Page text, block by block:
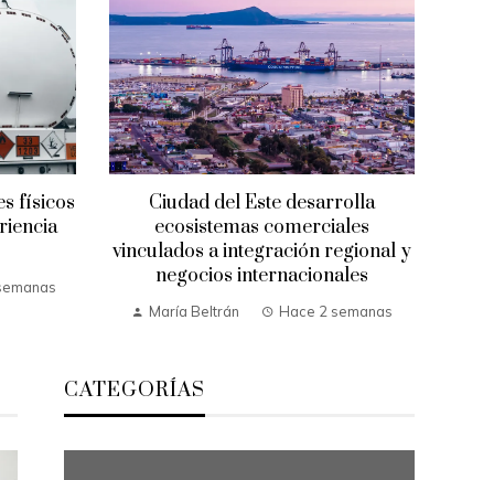
físicos
Ciudad del Este desarrolla
ecosistemas comerciales
vinculados a integración regional y
negocios internacionales
María Beltrán Hace 2 semanas
CATEGORÍAS